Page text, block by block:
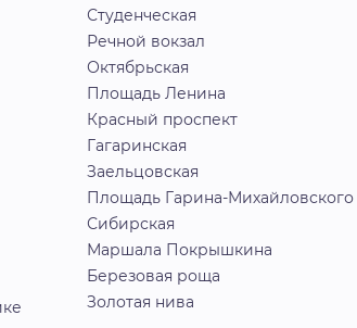
Студенческая
Речной вокзал
Октябрьская
Площадь Ленина
Красный проспект
Гагаринская
Заельцовская
Площадь Гарина-Михайловского
Сибирская
Маршала Покрышкина
Березовая роща
Золотая нива